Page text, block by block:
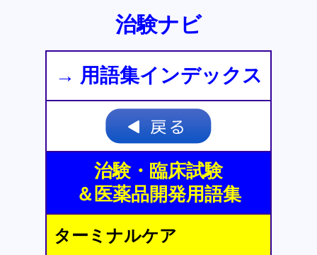
治験ナビ
→ 用語集インデックス
治験・臨床試験
＆医薬品開発用語集
ターミナルケア